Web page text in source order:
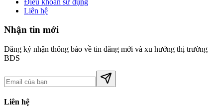
Liên hệ
Nhận tin mới
Đăng ký nhận thông báo về tin đăng mới và xu hướng thị trường
BĐS
Liên hệ